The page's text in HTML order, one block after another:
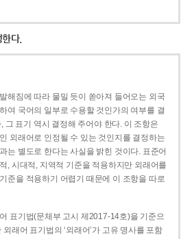
다.
해짐에 따라 물밀 듯이 쏟아져 들어오는 외국
여 국어의 일부로 수용할 것인가의 여부를 결
그 표기 역시 결정해 주어야 한다. 이 조항은
외래어로 인정될 수 있는 것인지를 결정하는
는 별도로 한다는 사실을 밝힌 것이다. 표준어
, 시대적, 지역적 기준을 적용하지만 외래어를
준을 적용하기 어렵기 때문에 이 조항을 따로
표기법(문체부 고시 제2017-14호)을 기준으
래어 표기법의 ‘외래어’가 고유 명사를 포함